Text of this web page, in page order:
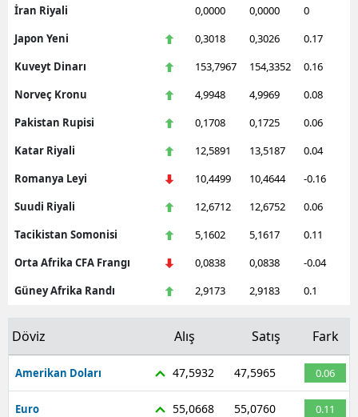
İran Riyali
0,0000 0,0000
0
Japon Yeni
0,3018 0,3026
0.17
Kuveyt Dinarı
153,7967 154,3352
0.16
Norveç Kronu
4,9948 4,9969
0.08
Pakistan Rupisi
0,1708 0,1725
0.06
Katar Riyali
12,5891 13,5187
0.04
Romanya Leyi
10,4499 10,4644
-0.16
Suudi Riyali
12,6712 12,6752
0.06
Tacikistan Somonisi
5,1602 5,1617
0.11
Orta Afrika CFA Frangı
0,0838 0,0838
-0.04
Güney Afrika Randı
2,9173 2,9183 0.1
Döviz Alış Satış Fark
Amerikan Doları 47,5932 47,5965 0.06
Euro 55,0668 55,0760 0.11